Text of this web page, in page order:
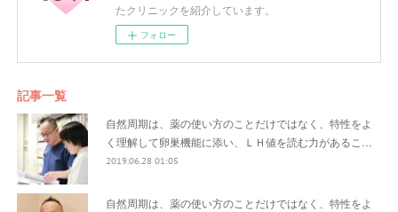
たクリニックを紹介しています。
フォロー
記事一覧
自然周期は、薬の使い方のことだけではなく、特性をよ
く理解して卵巣機能に添い、ＬＨ値を読む力があるこ…
2019.06.28 01:05
自然周期は、薬の使い方のことだけではなく、特性をよ